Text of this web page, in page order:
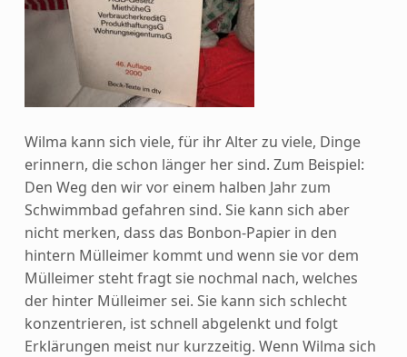
Wilma kann sich viele, für ihr Alter zu viele, Dinge
erinnern, die schon länger her sind. Zum Beispiel:
Den Weg den wir vor einem halben Jahr zum
Schwimmbad gefahren sind. Sie kann sich aber
nicht merken, dass das Bonbon-Papier in den
hintern Mülleimer kommt und wenn sie vor dem
Mülleimer steht fragt sie nochmal nach, welches
der hinter Mülleimer sei. Sie kann sich schlecht
konzentrieren, ist schnell abgelenkt und folgt
Erklärungen meist nur kurzzeitig. Wenn Wilma sich